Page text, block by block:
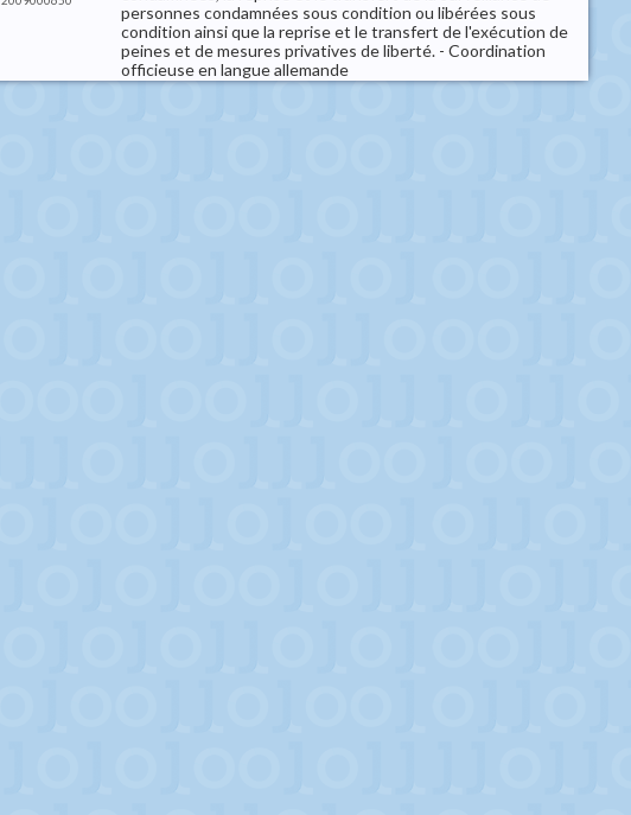
personnes condamnées sous condition ou libérées sous
condition ainsi que la reprise et le transfert de l'exécution de
peines et de mesures privatives de liberté. - Coordination
officieuse en langue allemande